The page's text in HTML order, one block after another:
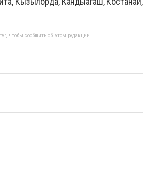
чтобы сообщить об этом редакции